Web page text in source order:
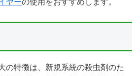
ヤーの使用をおすすめします。
の特徴は、新規系統の殺虫剤のた